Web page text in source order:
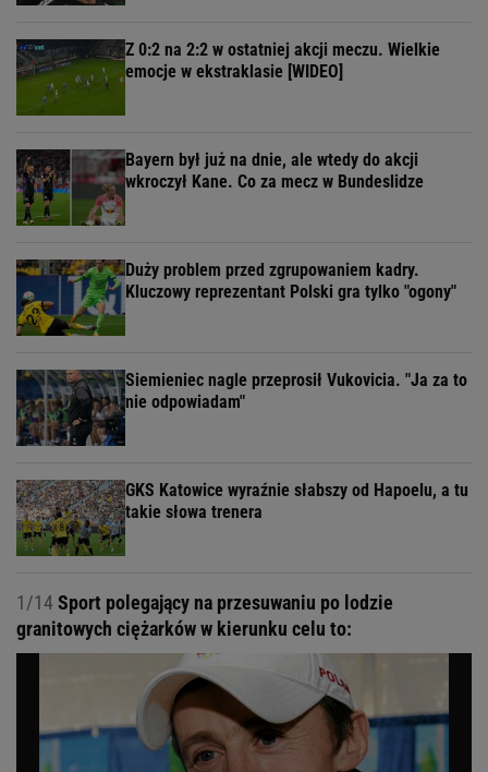
Z 0:2 na 2:2 w ostatniej akcji meczu. Wielkie
emocje w ekstraklasie [WIDEO]
Bayern był już na dnie, ale wtedy do akcji
wkroczył Kane. Co za mecz w Bundeslidze
Duży problem przed zgrupowaniem kadry.
Kluczowy reprezentant Polski gra tylko "ogony"
Siemieniec nagle przeprosił Vukovicia. "Ja za to
nie odpowiadam"
GKS Katowice wyraźnie słabszy od Hapoelu, a tu
takie słowa trenera
1/14Sport polegający na przesuwaniu po lodzie
granitowych ciężarków w kierunku celu to: